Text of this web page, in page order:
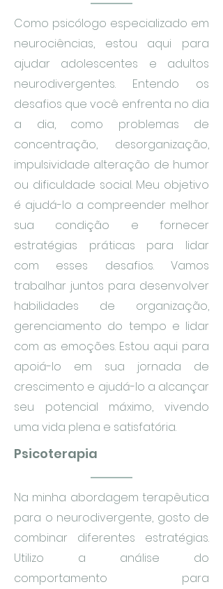
Como psicólogo especializado em
neurociências, estou aqui para
ajudar adolescentes e adultos
neurodivergentes. Entendo os
desafios que você enfrenta no dia
a dia, como problemas de
concentração, desorganização,
impulsividade alteração de humor
ou dificuldade social. Meu objetivo
é ajudá-lo a compreender melhor
sua condição e fornecer
estratégias práticas para lidar
com esses desafios. Vamos
trabalhar juntos para desenvolver
habilidades de organização,
gerenciamento do tempo e lidar
com as emoções. Estou aqui para
apoiá-lo em sua jornada de
crescimento e ajudá-lo a alcançar
seu potencial máximo, vivendo
uma vida plena e satisfatória.
Psicoterapia
Na minha abordagem terapêutica
para o neurodivergente, gosto de
combinar diferentes estratégias.
Utilizo a análise do
comportamento para